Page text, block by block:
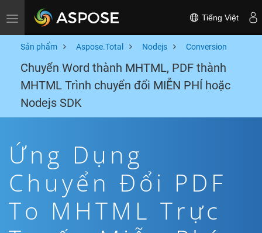
Toggle navigation Tiếng Việt
Sản phẩm Aspose.Total Nodejs Conversion
Chuyển Word thành MHTML, PDF thành
MHTML Trình chuyển đổi MIỄN PHÍ hoặc
Nodejs SDK
Ứng Dụng
Chuyển Đổi PDF
To MHTML Trực